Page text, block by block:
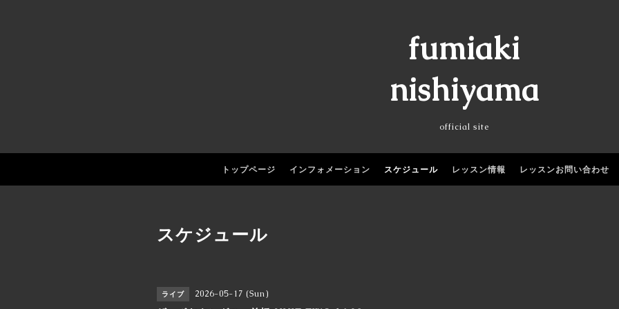
fumiaki
nishiyama
official site
トップページ インフォメーション スケジュール レッスン情報 レッスンお問い合わせ
スケジュール
ライブ 2026-05-17 (Sun)